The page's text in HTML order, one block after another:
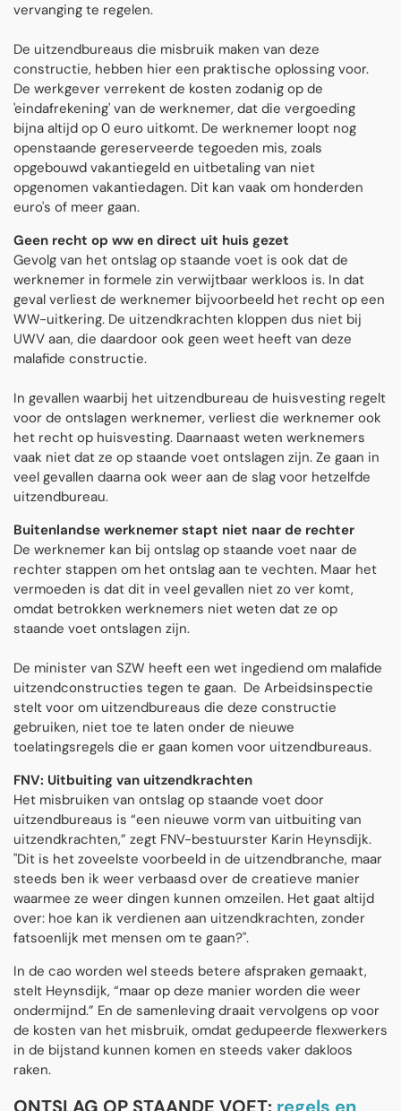
vervanging te regelen.
De uitzendbureaus die misbruik maken van deze
constructie, hebben hier een praktische oplossing voor.
De werkgever verrekent de kosten zodanig op de
'eindafrekening' van de werknemer, dat die vergoeding
bijna altijd op 0 euro uitkomt. De werknemer loopt nog
openstaande gereserveerde tegoeden mis, zoals
opgebouwd vakantiegeld en uitbetaling van niet
opgenomen vakantiedagen. Dit kan vaak om honderden
euro's of meer gaan.
Geen recht op ww en direct uit huis gezet
Gevolg van het ontslag op staande voet is ook dat de
werknemer in formele zin verwijtbaar werkloos is. In dat
geval verliest de werknemer bijvoorbeeld het recht op een
WW-uitkering. De uitzendkrachten kloppen dus niet bij
UWV aan, die daardoor ook geen weet heeft van deze
malafide constructie.
In gevallen waarbij het uitzendbureau de huisvesting regelt
voor de ontslagen werknemer, verliest die werknemer ook
het recht op huisvesting. Daarnaast weten werknemers
vaak niet dat ze op staande voet ontslagen zijn. Ze gaan in
veel gevallen daarna ook weer aan de slag voor hetzelfde
uitzendbureau.
Buitenlandse werknemer stapt niet naar de rechter
De werknemer kan bij ontslag op staande voet naar de
rechter stappen om het ontslag aan te vechten. Maar het
vermoeden is dat dit in veel gevallen niet zo ver komt,
omdat betrokken werknemers niet weten dat ze op
staande voet ontslagen zijn.
De minister van SZW heeft een wet ingediend om malafide
uitzendconstructies tegen te gaan. De Arbeidsinspectie
stelt voor om uitzendbureaus die deze constructie
gebruiken, niet toe te laten onder de nieuwe
toelatingsregels die er gaan komen voor uitzendbureaus.
FNV: Uitbuiting van uitzendkrachten
Het misbruiken van ontslag op staande voet door
uitzendbureaus is “een nieuwe vorm van uitbuiting van
uitzendkrachten,” zegt FNV-bestuurster Karin Heynsdijk.
"Dit is het zoveelste voorbeeld in de uitzendbranche, maar
steeds ben ik weer verbaasd over de creatieve manier
waarmee ze weer dingen kunnen omzeilen. Het gaat altijd
over: hoe kan ik verdienen aan uitzendkrachten, zonder
fatsoenlijk met mensen om te gaan?".
In de cao worden wel steeds betere afspraken gemaakt,
stelt Heynsdijk, “maar op deze manier worden die weer
ondermijnd.” En de samenleving draait vervolgens op voor
de kosten van het misbruik, omdat gedupeerde flexwerkers
in de bijstand kunnen komen en steeds vaker dakloos
raken.